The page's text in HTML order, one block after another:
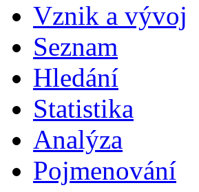
Vznik a vývoj
Seznam
Hledání
Statistika
Analýza
Pojmenování